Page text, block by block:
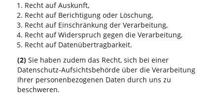
Recht auf Auskunft,
Recht auf Berichtigung oder Löschung,
Recht auf Einschränkung der Verarbeitung,
Recht auf Widerspruch gegen die Verarbeitung,
Recht auf Datenübertragbarkeit.
(2) Sie haben zudem das Recht, sich bei einer
Datenschutz-Aufsichtsbehörde über die Verarbeitung
Ihrer personenbezogenen Daten durch uns zu
beschweren.